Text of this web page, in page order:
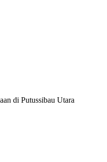
di Putussibau Utara